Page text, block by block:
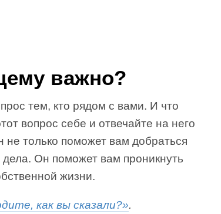
важно?
тем, кто рядом с вами. И что
вопрос себе и отвечайте на него
не только поможет вам добраться
Он поможет вам проникнуть
жизни.
как вы сказали?».